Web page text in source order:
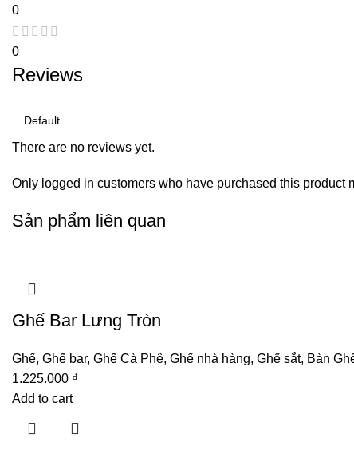
0
0
Reviews
There are no reviews yet.
Only logged in customers who have purchased this product
Sản phẩm liên quan
Ghế Bar Lưng Tròn
Ghế, Ghế bar, Ghế Cà Phê, Ghế nhà hàng, Ghế sắt, Bàn
1.225.000 ₫
Add to cart